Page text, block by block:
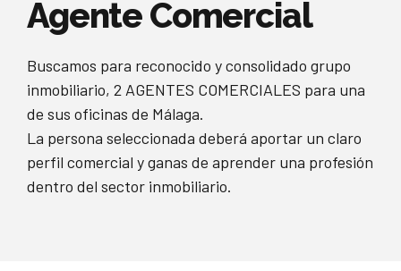
Agente Comercial
Buscamos para reconocido y consolidado grupo
inmobiliario, 2 AGENTES COMERCIALES para una
de sus oficinas de Málaga.
La persona seleccionada deberá aportar un claro
perfil comercial y ganas de aprender una profesión
dentro del sector inmobiliario.